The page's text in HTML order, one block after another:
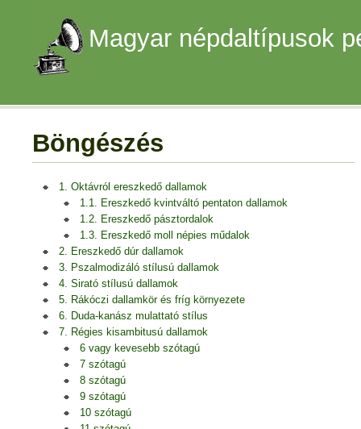
Magyar népdaltípusok
Böngészés
1. Oktávról ereszkedő dallamok
1.1. Ereszkedő kvintváltó pentaton dallamok
1.2. Ereszkedő pásztordalok
1.3. Ereszkedő moll népies műdalok
2. Ereszkedő dúr dallamok
3. Pszalmodizáló stílusú dallamok
4. Sirató stílusú dallamok
5. Rákóczi dallamkör és fríg környezete
6. Duda-kanász mulattató stílus
7. Régies kisambitusú dallamok
6 vagy kevesebb szótagú
7 szótagú
8 szótagú
9 szótagú
10 szótagú